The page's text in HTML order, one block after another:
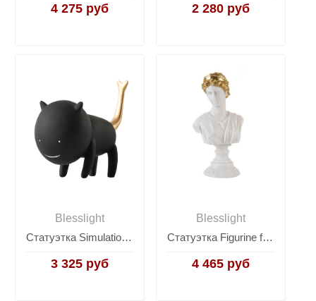
4 275 руб 2 280 руб
Blesslight
Статуэтка Simulation cat black
3 325 руб
Blesslight
Статуэтка Figurine female
4 465 руб